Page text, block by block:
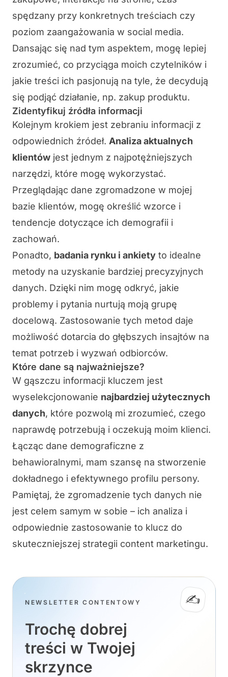
spędzany przy konkretnych treściach czy
poziom zaangażowania w social media.
Dansając się nad tym aspektem, mogę lepiej
zrozumieć, co przyciąga moich czytelników i
jakie treści ich pasjonują na tyle, że decydują
się podjąć działanie, np. zakup produktu.
Zidentyfikuj źródła informacji
Kolejnym krokiem jest zebraniu informacji z
odpowiednich źródeł. Analiza aktualnych
klientów jest jednym z najpotężniejszych
narzędzi, które mogę wykorzystać.
Przeglądając dane zgromadzone w mojej
bazie klientów, mogę określić wzorce i
tendencje dotyczące ich demografii i
zachowań.
Ponadto, badania rynku i ankiety to idealne
metody na uzyskanie bardziej precyzyjnych
danych. Dzięki nim mogę odkryć, jakie
problemy i pytania nurtują moją grupę
docelową. Zastosowanie tych metod daje
możliwość dotarcia do głębszych insajtów na
temat potrzeb i wyzwań odbiorców.
Które dane są najważniejsze?
W gąszczu informacji kluczem jest
wyselekcjonowanie najbardziej użytecznych
danych, które pozwolą mi zrozumieć, czego
naprawdę potrzebują i oczekują moim klienci.
Łącząc dane demograficzne z
behawioralnymi, mam szansę na stworzenie
dokładnego i efektywnego profilu persony.
Pamiętaj, że zgromadzenie tych danych nie
jest celem samym w sobie – ich analiza i
odpowiednie zastosowanie to klucz do
skuteczniejszej strategii content marketingu.
✍️
NEWSLETTER CONTENTOWY
Trochę dobrej
treści w Twojej
skrzynce